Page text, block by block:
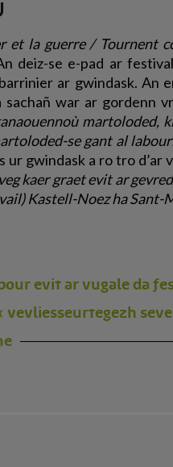
et la guerre / Tournent
deiz-se e-pad ar
ar gwindask. An
sachañ war ar gordenn
martoloded,
se gant al
ur gwindask a ro tro
kaer graet evit ar
Kastell-Noez ha Sant-
evit ar vugale da
vevliesseurtegezh